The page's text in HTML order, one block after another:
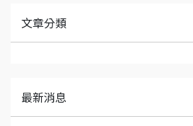
文章分類
最新消息